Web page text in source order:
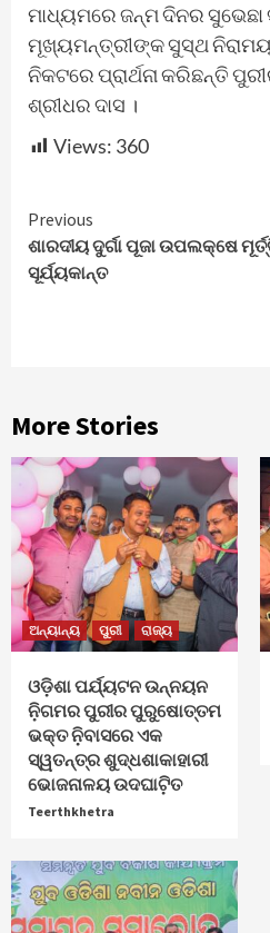
ମାଧ୍ୟମରେ ଜନ୍ମ ଦିନର
ମୂଖ୍ୟମନ୍ତ୍ରୀଙ୍କ ସୁସ୍ଥ ନିରାମୟ
ନିକଟରେ ପ୍ରାର୍ଥନା କରିଛନ୍ତି
ଶ୍ରୀଧର ଦାସ ।
Views: 360
Continue
Reading
Previous
ଶାରଦୀୟ ଦୁର୍ଗା ପୂଜା ଉପଲକ୍ଷେ
ସୂର୍ଯ୍ୟକାନ୍ତ
More Stories
ଅନ୍ୟାନ୍ୟ ପୁରୀ ରାଜ୍ୟ
ଓଡ଼ିଶା ପର୍ଯ୍ୟଟନ ଉନ୍ନୟନ
ନ଼ିଗମର ପୁରୀର ପୁରୁଷୋତ୍ତମ
ଭକ୍ତ ନ଼ିବାସରେ ଏକ
ସ୍ୱତନ୍ତ୍ର ଶୁଦ୍ଧଶାକାହାରୀ
ଭୋଜନାଳୟ ଉଦଘାଟ଼ିତ
Teerthkhetra